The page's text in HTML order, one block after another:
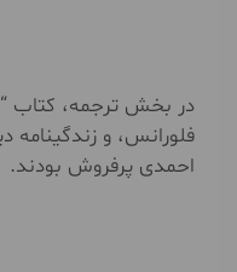
در بخش ترجمه، کتاب
فلورانس، و زندگینامه
احمدی پرفروش بودند.